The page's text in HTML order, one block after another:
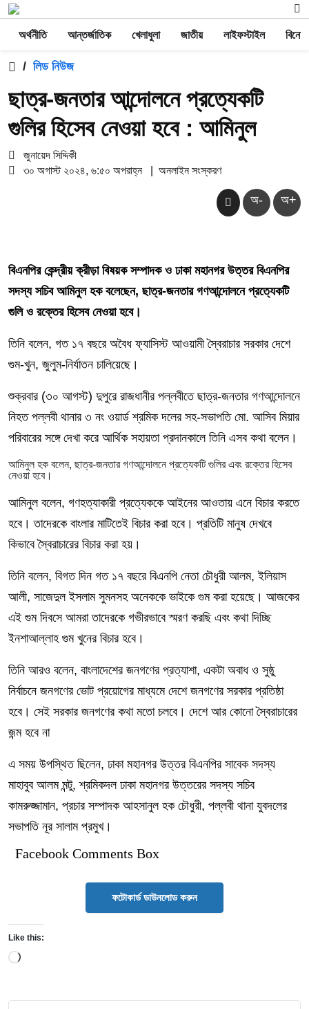
অর্থনীতি আন্তর্জাতিক খেলাধুলা জাতীয় লাইফস্টাইল
/ লিড নিউজ
ছাত্র-জনতার আন্দোলনে প্রত্যেকটি
গুলির হিসেব নেওয়া হবে : আমিনুল
জুনায়েদ সিদ্দিকী
৩০ অগাস্ট ২০২৪, ৬:৫০ অপরাহ্ন
অনলাইন সংস্করণ
অ- অ+
বিএনপির কেন্দ্রীয় ক্রীড়া বিষয়ক সম্পাদক ও ঢাকা মহানগর উত্তর বিএনপির
সদস্য সচিব আমিনুল হক বলেছেন, ছাত্র-জনতার গণআন্দোলনে প্রত্যেকটি
গুলি ও রক্তের হিসেব নেওয়া হবে।
তিনি বলেন, গত ১৭ বছরে অবৈধ ফ্যাসিস্ট আওয়ামী স্বৈরাচার সরকার দেশে
গুম-খুন, জুলুম-নির্যাতন চালিয়েছে।
শুক্রবার (৩০ আগস্ট) দুপুরে রাজধানীর পল্লবীতে ছাত্র-জনতার গণআন্দোলনে
নিহত পল্লবী থানার ৩ নং ওয়ার্ড শ্রমিক দলের সহ-সভাপতি মো. আসিব মিয়ার
পরিবারের সঙ্গে দেখা করে আর্থিক সহায়তা প্রদানকালে তিনি এসব কথা বলেন।
আমিনুল হক বলেন, ছাত্র-জনতার গণআন্দোলনে প্রত্যেকটি গুলির এবং রক্তের হিসেব
নেওয়া হবে।
আমিনুল বলেন, গণহত্যাকারী প্রত্যেককে আইনের আওতায় এনে বিচার করতে
হবে। তাদেরকে বাংলার মাটিতেই বিচার করা হবে। প্রতিটি মানুষ দেখবে
কিভাবে স্বৈরাচারের বিচার করা হয়।
তিনি বলেন, বিগত দিন গত ১৭ বছরে বিএনপি নেতা চৌধুরী আলম, ইলিয়াস
আলী, সাজেদুল ইসলাম সুমনসহ অনেককে ভাইকে গুম করা হয়েছে। আজকের
এই গুম দিবসে আমরা তাদেরকে গভীরভাবে স্মরণ করছি এবং কথা দিচ্ছি
ইনশাআল্লাহ গুম খুনের বিচার হবে।
তিনি আরও বলেন, বাংলাদেশের জনগণের প্রত্যাশা, একটা অবাধ ও সুষ্ঠু
নির্বাচনে জনগণের ভোট প্রয়োগের মাধ্যমে দেশে জনগণের সরকার প্রতিষ্ঠা
হবে। সেই সরকার জনগণের কথা মতো চলবে। দেশে আর কোনো স্বৈরাচারের
জন্ম হবে না
এ সময় উপস্থিত ছিলেন, ঢাকা মহানগর উত্তর বিএনপির সাবেক সদস্য
মাহাবুব আলম মন্টু, শ্রমিকদল ঢাকা মহানগর উত্তরের সদস্য সচিব
কামরুজ্জামান, প্রচার সম্পাদক আহসানুল হক চৌধুরী, পল্লবী থানা যুবদলের
সভাপতি নূর সালাম প্রমুখ।
Facebook Comments Box
ফটোকার্ড ডাউনলোড করুন
Like this:
Loading…